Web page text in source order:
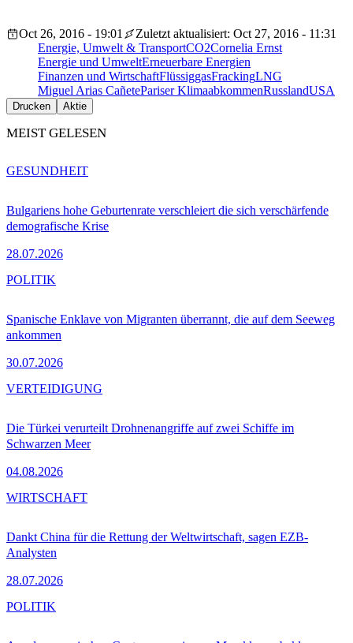
Oct 26, 2016 - 19:01
Zuletzt aktualisiert: Oct 27, 2016 - 11:31
Energie, Umwelt & TransportCO2Cornelia Ernst
Energie und UmweltErneuerbare Energien
Finanzen und WirtschaftFlüssiggasFrackingLNG
Miguel Arias CañetePariser KlimaabkommenRusslandUSA
Drucken Aktie
MEIST GELESEN
Bulgariens hohe Geburtenrate verschleiert die sich verschärfende
demografische Krise
28.07.2026
GESUNDHEIT
Spanische Enklave von Migranten überrannt, die auf dem Seeweg
ankommen
30.07.2026
POLITIK
Die Türkei verurteilt Drohnenangriffe auf zwei Schiffe im
Schwarzen Meer
04.08.2026
VERTEIDIGUNG
Dankt China für die Rettung der Weltwirtschaft, sagen EZB-
Analysten
28.07.2026
WIRTSCHAFT
POLITIK